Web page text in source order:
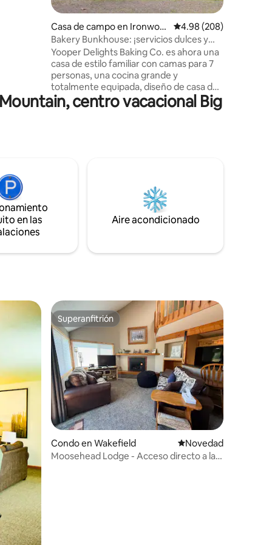
cama
Casa de campo en Ironwoo
d
Calificación promedio:
4.98 (208)
Bakery Bunkhouse: ¡servicios dulces y
naturaleza!
Yooper Delights Baking Co. es ahora una
casa de estilo familiar con camas para 7
personas, una cocina grande y
totalmente equipada, diseño de casa de
campo escandinava con 2 lofts para
dormir más una cama tamaño queen en
millas de la ciudad, en las afueras, semi
rural y tranquilo, cerca de senderos y el
centro vacacional Big
en las
Aire acondicionado
Superanfitrión
Superanfitrión
Condo en Wakefield Lugar para
Novedad
Moosehead Lodge - Acceso directo a las